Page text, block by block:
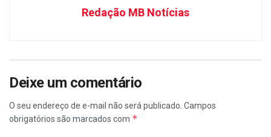
Redação MB Notícias
Deixe um comentário
O seu endereço de e-mail não será publicado. Campos
obrigatórios são marcados com *